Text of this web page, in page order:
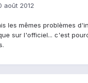
août 2012
les mêmes problèmes
sur l'officiel... c'est